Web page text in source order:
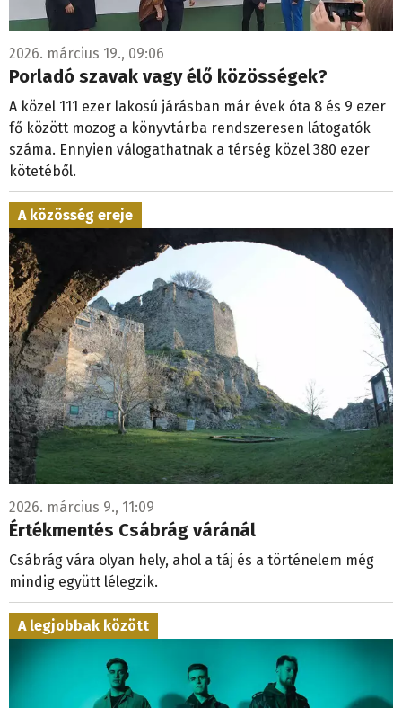
2026. március 19., 09:06
Porladó szavak vagy élő közösségek?
A közel 111 ezer lakosú járásban már évek óta 8 és 9 ezer
fő között mozog a könyvtárba rendszeresen látogatók
száma. Ennyien válogathatnak a térség közel 380 ezer
kötetéből.
A közösség ereje
2026. március 9., 11:09
Értékmentés Csábrág váránál
Csábrág vára olyan hely, ahol a táj és a történelem még
mindig együtt lélegzik.
A legjobbak között